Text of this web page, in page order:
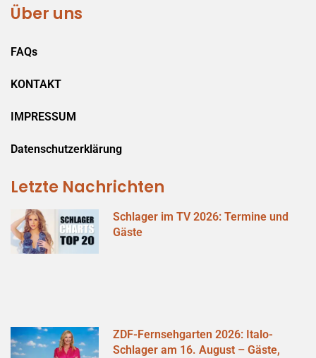
Über uns
FAQs
KONTAKT
IMPRESSUM
Datenschutzerklärung
Letzte Nachrichten
Schlager im TV 2026: Termine und
Gäste
ZDF-Fernsehgarten 2026: Italo-
Schlager am 16. August – Gäste,